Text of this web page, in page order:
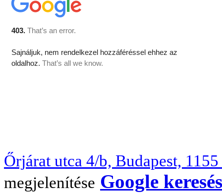
Őrjárat utca 4/b, Budapest,
megjelenítése Google